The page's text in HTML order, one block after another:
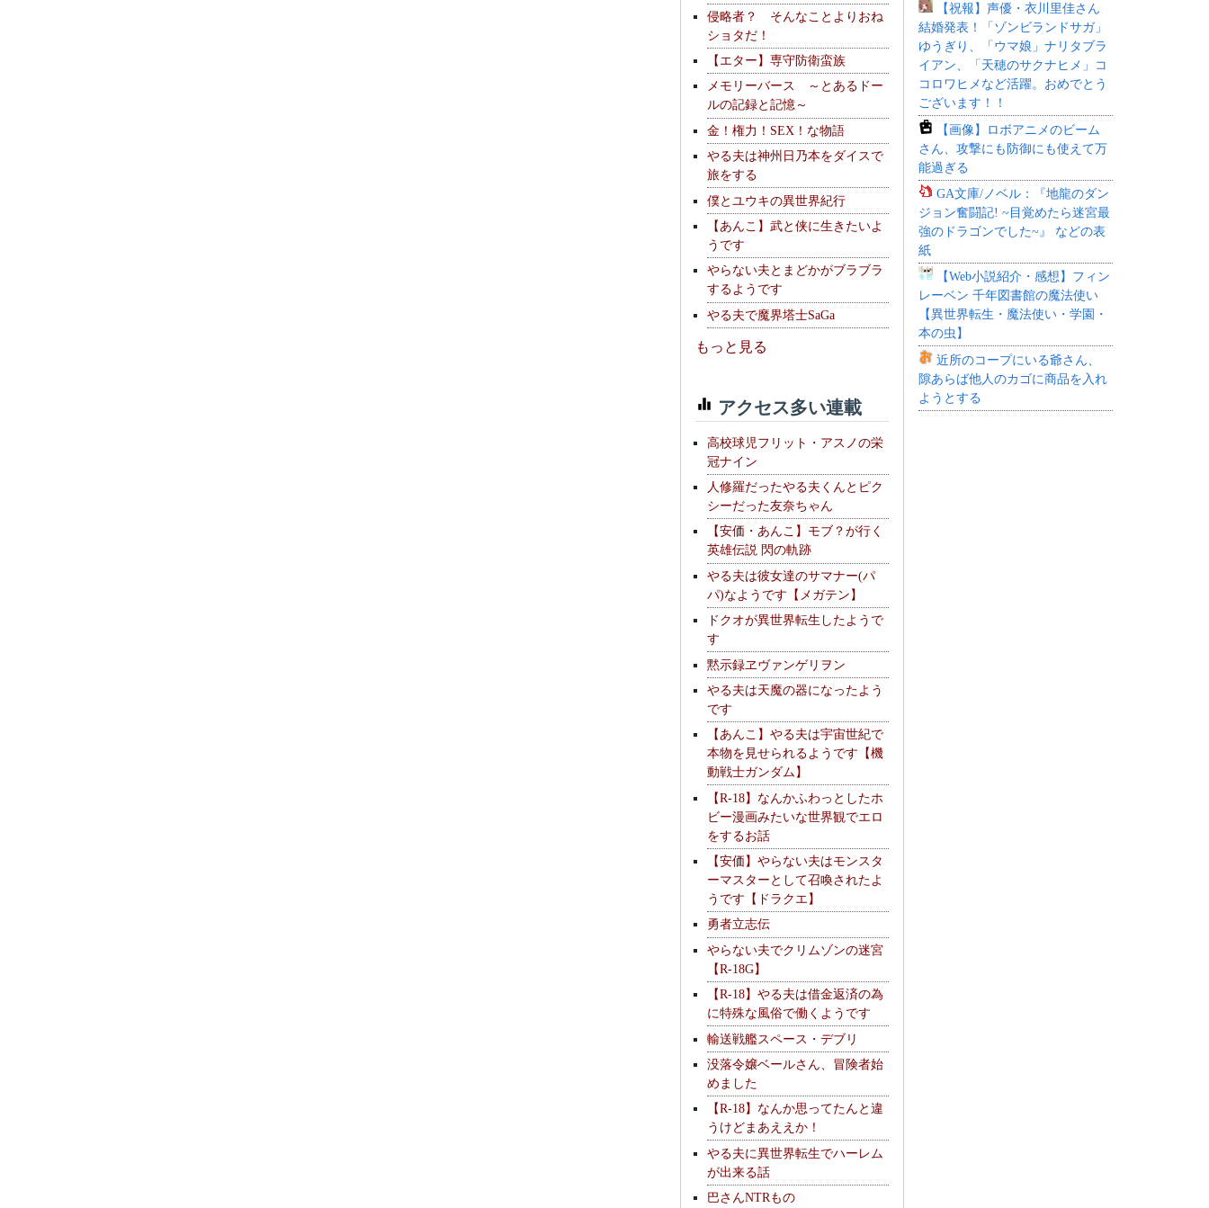
侵略者？ そんなことよりおね
ショタだ！
【エター】専守防衛蛮族
メモリーバース ～とあるドー
ルの記録と記憶～
金！権力！SEX！な物語
やる夫は神州日乃本をダイスで
旅をする
僕とユウキの異世界紀行
【あんこ】武と侠に生きたいよ
うです
やらない夫とまどかがブラブラ
するようです
やる夫で魔界塔士SaGa
もっと見る
アクセス多い連載
高校球児フリット・アスノの栄
冠ナイン
人修羅だったやる夫くんとピク
シーだった友奈ちゃん
【安価・あんこ】モブ？が行く
英雄伝説 閃の軌跡
やる夫は彼女達のサマナー(パ
パ)なようです【メガテン】
ドクオが異世界転生したようで
す
黙示録ヱヴァンゲリヲン
やる夫は天魔の器になったよう
です
【あんこ】やる夫は宇宙世紀で
本物を見せられるようです【機
動戦士ガンダム】
【R-18】なんかふわっとしたホ
ビー漫画みたいな世界観でエロ
をするお話
【安価】やらない夫はモンスタ
ーマスターとして召喚されたよ
うです【ドラクエ】
勇者立志伝
やらない夫でクリムゾンの迷宮
【R-18G】
【R-18】やる夫は借金返済の為
に特殊な風俗で働くようです
輸送戦艦スペース・デブリ
没落令嬢ベールさん、冒険者始
めました
【R-18】なんか思ってたんと違
うけどまあええか！
やる夫に異世界転生でハーレム
が出来る話
巴さんNTRもの
【祝報】声優・衣川里佳さん
結婚発表！「ゾンビランドサガ」
ゆうぎり、「ウマ娘」ナリタブラ
イアン、「天穂のサクナヒメ」コ
コロワヒメなど活躍。おめでとう
ございます！！
【画像】ロボアニメのビーム
さん、攻撃にも防御にも使えて万
能過ぎる
GA文庫/ノベル：『地龍のダン
ジョン奮闘記! ~目覚めたら迷宮最
強のドラゴンでした~』 などの表
紙
【Web小説紹介・感想】フィン
レーベン 千年図書館の魔法使い
【異世界転生・魔法使い・学園・
本の虫】
近所のコープにいる爺さん、
隙あらば他人のカゴに商品を入れ
ようとする